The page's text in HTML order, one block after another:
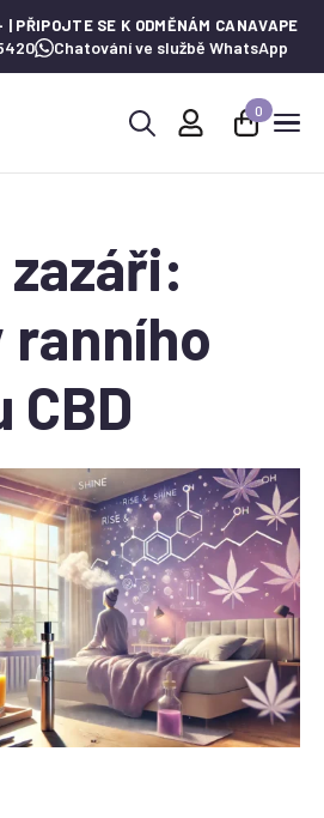
PŘIPOJTE SE K ODMĚNÁM CANAVAPE
Chatování ve službě WhatsApp
0
ranního
CBD